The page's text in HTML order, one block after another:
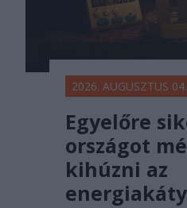
2026. AUGUSZTUS
Egyelőre
országot
kihúzni az